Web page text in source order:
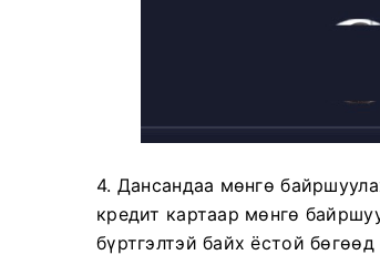
4. Дансандаа мөнгө
кредит картаар мөнгө
бүртгэлтэй байх ёстой